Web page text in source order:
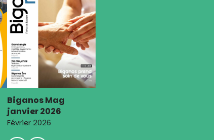
Biganos Mag
janvier 2026
Février 2026